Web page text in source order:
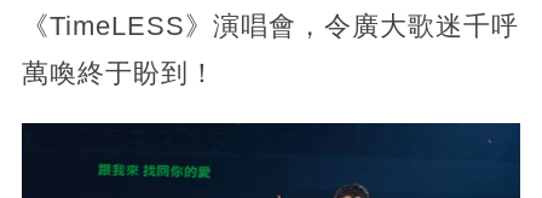
《TimeLESS》演唱會，令廣大歌迷千呼
萬喚終于盼到！